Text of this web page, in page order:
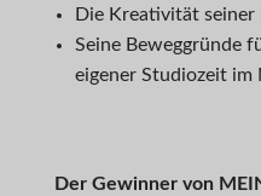
Die Kreativität seiner
Seine Beweggründe
eigener Studiozeit im
Der Gewinner von